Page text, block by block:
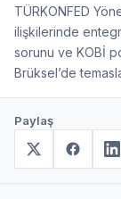
TÜRKONFED
ilişkilerinde
sorunu ve KOBİ
Brüksel’de
Paylaş